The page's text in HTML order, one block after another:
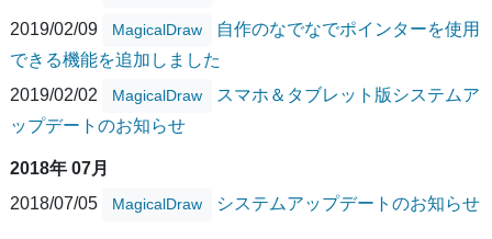
2019/02/09 MagicalDraw
自作のなでなでポインターを使用
できる機能を追加しました
2019/02/02
MagicalDraw
スマホ＆タブレット版システムア
ップデートのお知らせ
2018年 07月
2018/07/05
MagicalDraw システムアップデートのお知らせ